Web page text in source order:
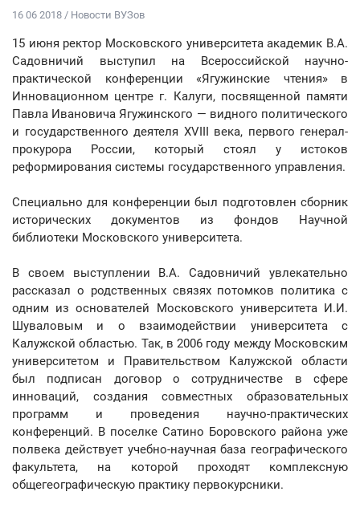
16 06 2018 / Новости ВУЗов
15 июня ректор Московского университета академик В.А.
Садовничий выступил на Всероссийской научно-
практической конференции «Ягужинские чтения» в
Инновационном центре г. Калуги, посвященной памяти
Павла Ивановича Ягужинского — видного политического
и государственного деятеля XVIII века, первого генерал-
прокурора России, который стоял у истоков
реформирования системы государственного управления.
Специально для конференции был подготовлен сборник
исторических документов из фондов Научной
библиотеки Московского университета.
В своем выступлении В.А. Садовничий увлекательно
рассказал о родственных связях потомков политика с
одним из основателей Московского университета И.И.
Шуваловым и о взаимодействии университета с
Калужской областью. Так, в 2006 году между Московским
университетом и Правительством Калужской области
был подписан договор о сотрудничестве в сфере
инноваций, создания совместных образовательных
программ и проведения научно-практических
конференций. В поселке Сатино Боровского района уже
полвека действует учебно-научная база географического
факультета, на которой проходят комплексную
общегеографическую практику первокурсники.